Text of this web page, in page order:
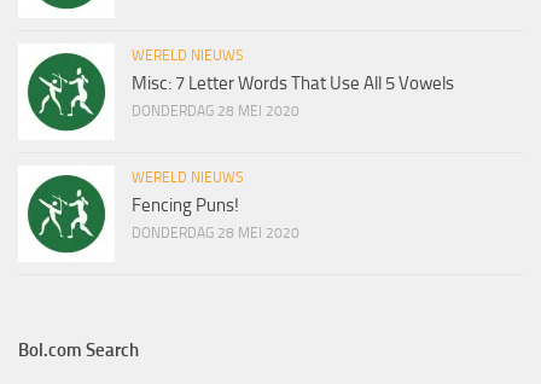
WERELD NIEUWS
Misc: 7 Letter Words That Use All 5 Vowels
DONDERDAG 28 MEI 2020
WERELD NIEUWS
Fencing Puns!
DONDERDAG 28 MEI 2020
Bol.com Search